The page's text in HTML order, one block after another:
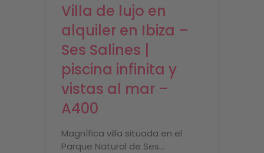
Villa de lujo en
alquiler en Ibiza –
Ses Salines |
piscina infinita y
vistas al mar –
A400
Magnífica villa situada en el
Parque Natural de Ses…